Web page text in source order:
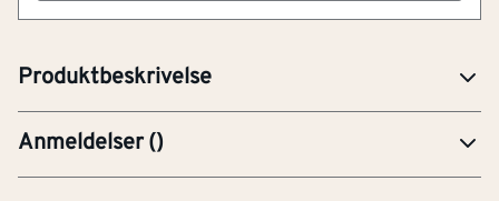
Produktbeskrivelse
forlenget. Glidelås nederst på rygg innvendig til bruk
Anmeldelser()